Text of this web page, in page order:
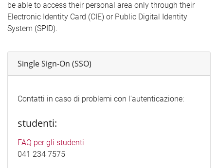
be able to access their personal area only through their
Electronic Identity Card (CIE) or Public Digital Identity
System (SPID).
Single Sign-On (SSO)
Contatti in caso di problemi con l'autenticazione:
studenti:
FAQ per gli studenti
041 234 7575